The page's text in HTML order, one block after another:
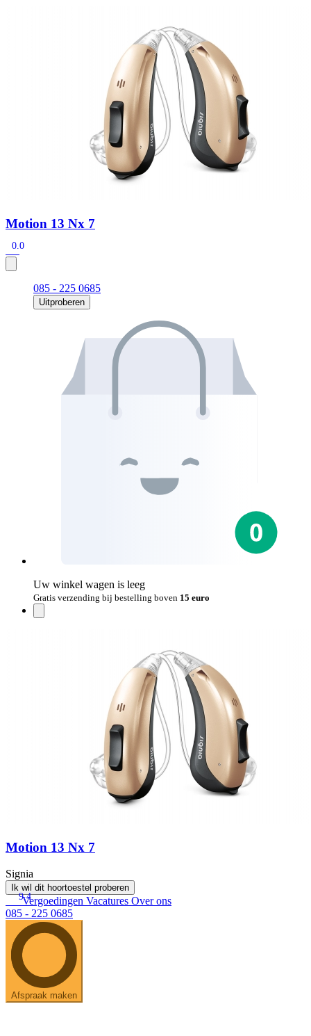
Signia Pure BCT IX Signia Silk IX
Audio Service R LI 7
Widex filters Filters
Domes
Signia Active Mini IX - Oplaadbaar
De Signia Active Mini IX is het nieuwste hoortoestel van Signia.
Motion 13 Nx 7
0.0
085 - 225 0685
Uitproberen
Uw winkel wagen is leeg
Gratis verzending bij bestelling boven 15 euro
Motion 13 Nx 7
Signia
Ik wil dit hoortoestel proberen
9.4
Vergoedingen Vacatures Over ons
085 - 225 0685
Afspraak maken